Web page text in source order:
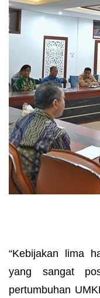
“Kebijakan lima
yang sangat
pertumbuhan